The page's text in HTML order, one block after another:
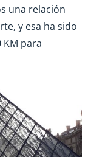
una relación
y esa ha sido
para